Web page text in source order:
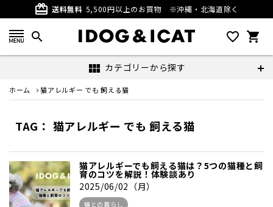
card_giftcard 送料無料 5,500円以上のお買物 ※沖縄・北海道除く
search favorite_outline shopping_cart
view_module カテゴリーから探す
ホーム 猫アレルギー でも 飼える猫
TAG： 猫アレルギー でも 飼える猫
猫アレルギーでも飼える猫は？5つの猫種と飼
育のコツを解説！体験談あり
2025/06/02（月）
猫との暮らし